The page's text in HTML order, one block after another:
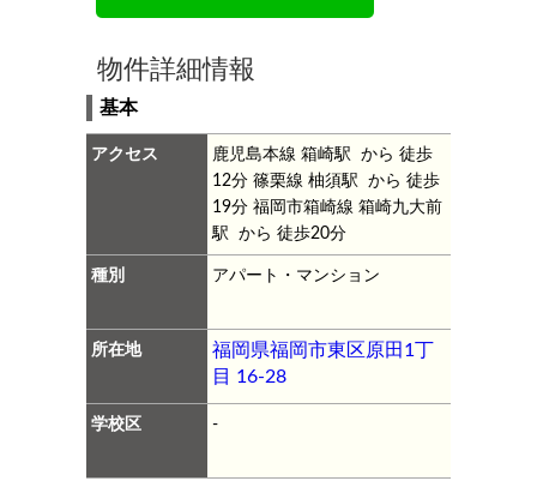
物件詳細情報
基本
アクセス
鹿児島本線 箱崎駅 から 徒歩
12分篠栗線 柚須駅 から 徒歩
19分福岡市箱崎線 箱崎九大前
駅 から 徒歩20分
種別 アパート・マンション
所在地
福岡県福岡市東区原田1丁
目 16-28
学校区 -